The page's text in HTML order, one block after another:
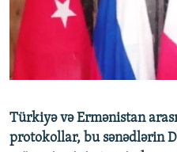
İNFOQRAFIKA
AZƏRBAYCAN ƏDƏBIYYATI
İSLAM VƏ DEMOKRATIYA
İZ - MƏDƏNIYYƏT PROQRAMI
MISSIYAMIZ
PEŞƏ ETIKASI VƏ JURNALISTIKA
MATERIALLARIMIZDAN ISTIFADƏ
BIZIMLƏ ƏLAQƏ
BIZI IZLƏ
Türkiyə və Ermənistan
protokollar, bu sənədlərin